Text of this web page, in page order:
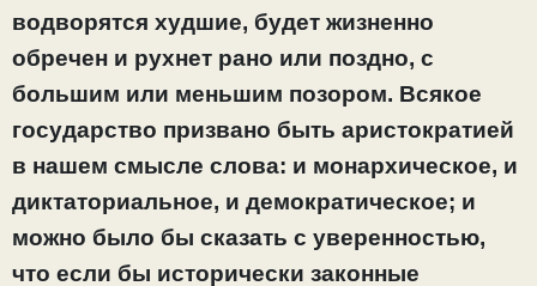
водворятся худшие, будет жизненно
обречен и рухнет рано или поздно, с
большим или меньшим позором. Всякое
государство призвано быть аристократией
в нашем смысле слова: и монархическое, и
диктаториальное, и демократическое; и
можно было бы сказать с уверенностью,
что если бы исторически законные